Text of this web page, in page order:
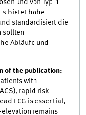
und von Typ-1-
bietet hohe
standardisiert die
sollten
Abläufe und
of the publication:
with
rapid risk
ECG is essential,
remains